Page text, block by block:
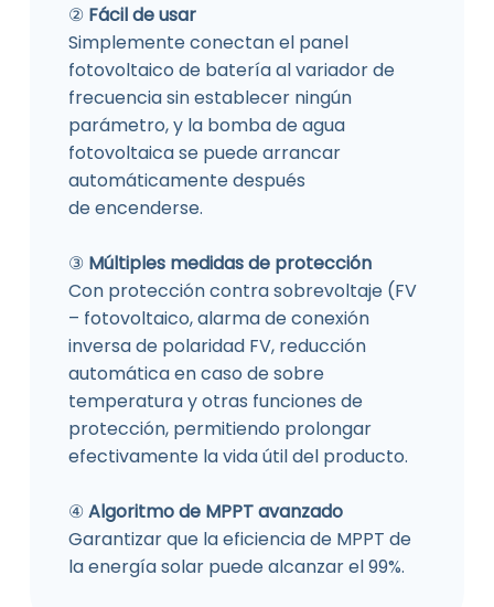
② Fácil de usar
Simplemente conectan el panel
fotovoltaico de batería al variador de
frecuencia sin establecer ningún
parámetro, y la bomba de agua
fotovoltaica se puede arrancar
automáticamente después
de encenderse.
③ Múltiples medidas de protección
Con protección contra sobrevoltaje (FV
– fotovoltaico, alarma de conexión
inversa de polaridad FV, reducción
automática en caso de sobre
temperatura y otras funciones de
protección, permitiendo prolongar
efectivamente la vida útil del producto.
④Algoritmo de MPPT avanzado
Garantizar que la eficiencia de MPPT de
la energía solar puede alcanzar el 99%.